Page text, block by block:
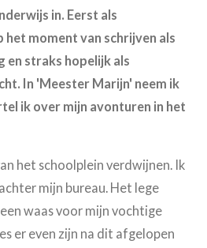
in. Eerst als
moment van schrijven als
en straks hopelijk als
In 'Meester Marijn' neem ik
ik over mijn avonturen in het
het schoolplein verdwijnen. Ik
mijn bureau. Het lege
waas voor mijn vochtige
er even zijn na dit afgelopen